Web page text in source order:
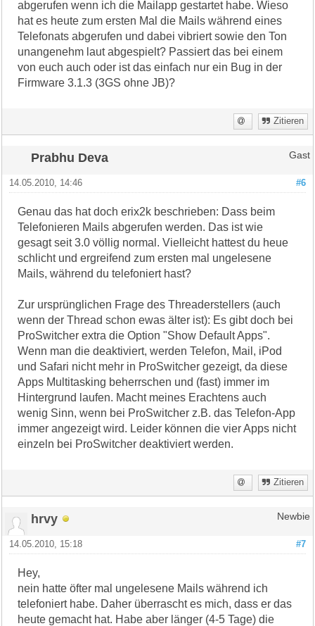
abgerufen wenn ich die Mailapp gestartet habe. Wieso
hat es heute zum ersten Mal die Mails während eines
Telefonats abgerufen und dabei vibriert sowie den Ton
unangenehm laut abgespielt? Passiert das bei einem
von euch auch oder ist das einfach nur ein Bug in der
Firmware 3.1.3 (3GS ohne JB)?
Zitieren
Prabhu Deva Gast
#6
14.05.2010, 14:46
Genau das hat doch erix2k beschrieben: Dass beim
Telefonieren Mails abgerufen werden. Das ist wie
gesagt seit 3.0 völlig normal. Vielleicht hattest du heue
schlicht und ergreifend zum ersten mal ungelesene
Mails, während du telefoniert hast?
Zur ursprünglichen Frage des Threaderstellers (auch
wenn der Thread schon ewas älter ist): Es gibt doch bei
ProSwitcher extra die Option "Show Default Apps".
Wenn man die deaktiviert, werden Telefon, Mail, iPod
und Safari nicht mehr in ProSwitcher gezeigt, da diese
Apps Multitasking beherrschen und (fast) immer im
Hintergrund laufen. Macht meines Erachtens auch
wenig Sinn, wenn bei ProSwitcher z.B. das Telefon-App
immer angezeigt wird. Leider können die vier Apps nicht
einzeln bei ProSwitcher deaktiviert werden.
Zitieren
hrvy Newbie
#7
14.05.2010, 15:18
Hey,
nein hatte öfter mal ungelesene Mails während ich
telefoniert habe. Daher überrascht es mich, dass er das
heute gemacht hat. Habe aber länger (4-5 Tage) die